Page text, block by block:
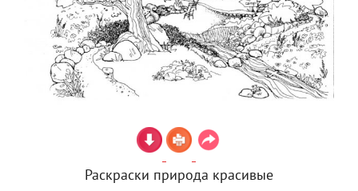
Раскраски природа красивые